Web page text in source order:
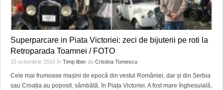
Superparcare in Piata Victoriei: zeci de bijuterii pe roti la
Retroparada Toamnei / FOTO
15 octombrie 2016 în Timp liber de Cristina Tomescu
Cele mai frumoase mașini de epocă din vestul României, dar și din Serbia
sau Croația au poposit, sâmbătă, în Piața Victoriei. A fost mare înghesuială,